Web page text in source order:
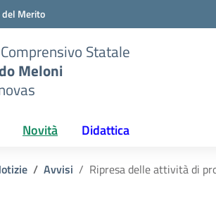
Merito
Statale
Meloni
Novità Didattica
Avvisi Ripresa delle attività di